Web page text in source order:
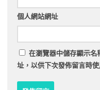
個人網站網址
在瀏覽器中儲存顯示名
址，以供下次發佈留言時使